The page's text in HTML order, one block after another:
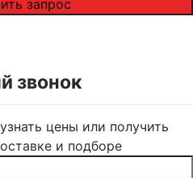
звонок
цены или получить
и подборе